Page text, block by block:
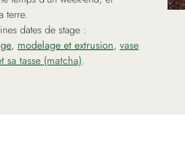
terre.
dates de stage :
, modelage et extrusion, vase
sa tasse (matcha).